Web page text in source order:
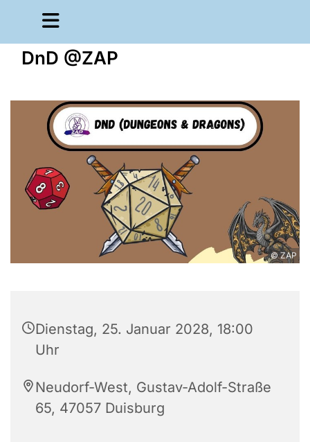
DnD @ZAP
© ZAP
Dienstag, 25. Januar 2028, 18:00
Uhr
Neudorf-West, Gustav-Adolf-Straße
65, 47057 Duisburg